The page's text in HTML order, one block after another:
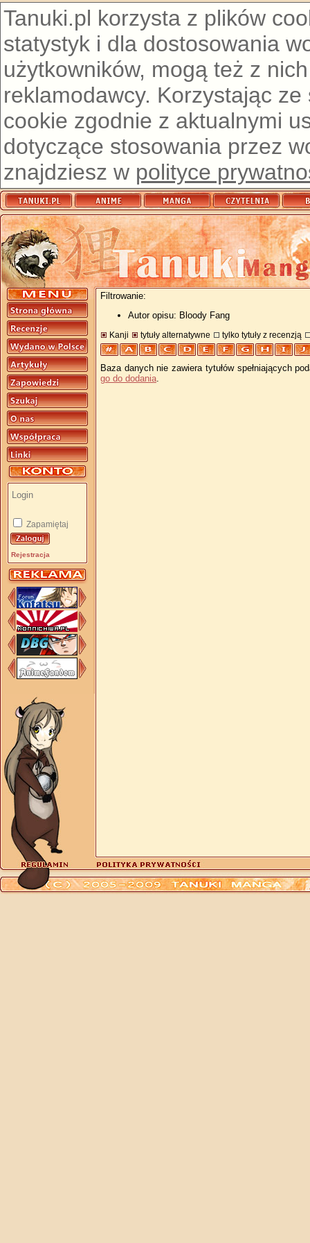
Tanuki.pl korzysta z plików
statystyk i dla dostosowania
użytkowników, mogą też z
reklamodawcy. Korzystając
cookie zgodnie z aktualnymi
dotyczące stosowania przez
znajdziesz w polityce
Zapamiętaj
Rejestracja
Filtrowanie:
Autor opisu: Bloody Fang
Kanji tytuły alternatywne tylko tytuły z recenzją
Baza danych nie zawiera tytułów spełniających
go do dodania.